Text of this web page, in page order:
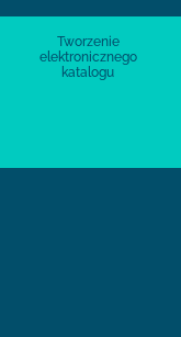
Tworzenie
elektronicznego
katalogu